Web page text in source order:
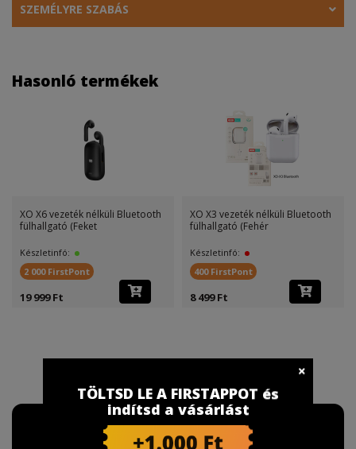
SZEMÉLYRE SZABÁS
Hasonló termékek
XO X6 vezeték nélküli Bluetooth
fülhallgató (Feket
Készletinfó:
2 000 FirstPont
19 999 Ft
XO X3 vezeték nélküli Bluetooth
fülhallgató (Fehér
Készletinfó:
400 FirstPont
8 499 Ft
TÖLTSD LE A FIRSTAPPOT és
indítsd a vásárlást